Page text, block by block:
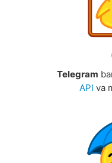
Telegram
API va